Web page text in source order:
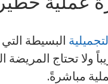
البسيطة
ولا تحتاج المريضة
مباشرةً.